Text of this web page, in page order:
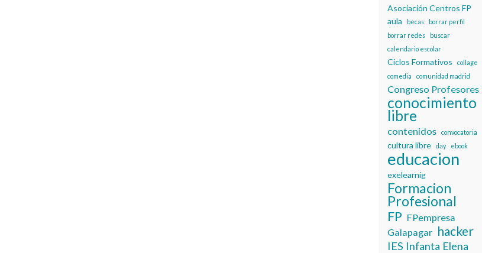
Asociación Centros FP
aula
becas
borrar perfil
borrar redes
buscar
calendario escolar
Ciclos Formativos
collage
comedia
comunidad madrid
Congreso Profesores
conocimiento
libre
contenidos convocatoria
cultura libre day ebook
educacion
exelearnig
Formacion
Profesional
FP FPempresa
Galapagar hacker
IES Infanta Elena